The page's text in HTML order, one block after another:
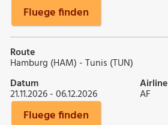
Fluege finden
Route
Hamburg (HAM) - Tunis (TUN)
Datum
21.11.2026 - 06.12.2026
Airline
AF
Fluege finden